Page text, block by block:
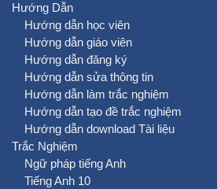
Hướng Dẫn
Hướng dẫn học viên
Hướng dẫn giáo viên
Hướng dẫn đăng ký
Hướng dẫn sửa thông tin
Hướng dẫn làm trắc nghiệm
Hướng dẫn tạo đề trắc nghiệm
Hướng dẫn download Tài liệu
Trắc Nghiệm
Ngữ pháp tiếng Anh
Tiếng Anh 10